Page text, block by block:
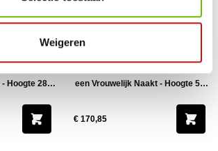
Weigeren
Hoogte 28,1
een Vrouwelijk Naakt - Hoogte 51
€ 170,85